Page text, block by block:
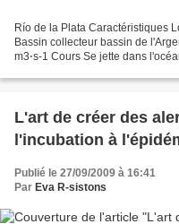
Río de la Plata Caractéristiques
Bassin collecteur bassin de
m3⋅s-1 Cours Se jette dans
L'art de créer des
l'incubation à
Publié le 27/09/2009 à 16:41
Par Eva R-sistons